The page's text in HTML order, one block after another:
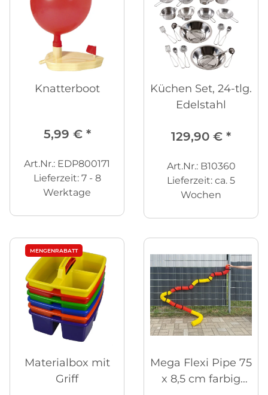
Knatterboot
5,99 € *
Art.Nr.: EDP800171
Lieferzeit: 7 - 8
Werktage
Küchen Set, 24-tlg.
Edelstahl
129,90 € *
Art.Nr.: B10360
Lieferzeit: ca. 5
Wochen
MENGENRABATT
Materialbox mit
Griff
Mega Flexi Pipe 75
x 8,5 cm farbig